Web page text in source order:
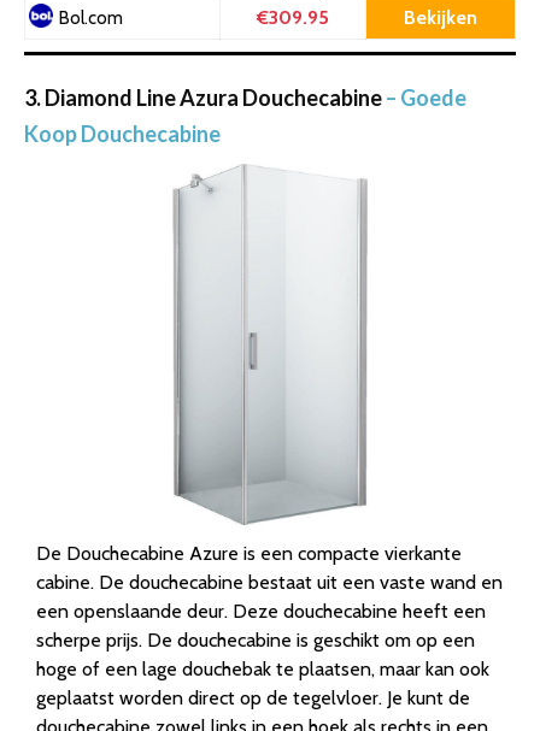
Bol.com €309.95 Bekijken
3. Diamond Line Azura Douchecabine– Goede
Koop Douchecabine
De Douchecabine Azure is een compacte vierkante
cabine. De douchecabine bestaat uit een vaste wand en
een openslaande deur. Deze douchecabine heeft een
scherpe prijs. De douchecabine is geschikt om op een
hoge of een lage douchebak te plaatsen, maar kan ook
geplaatst worden direct op de tegelvloer. Je kunt de
douchecabine zowel links in een hoek als rechts in een